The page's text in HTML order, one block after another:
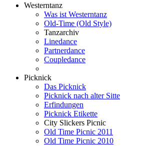
Westerntanz
Was ist Westerntanz
Old-Time (Old Style)
Tanzarchiv
Linedance
Partnerdance
Coupledance
Picknick
Das Picknick
Picknick nach alter Sitte
Erfindungen
Picknick Etikette
City Slickers Picnic
Old Time Picnic 2011
Old Time Picnic 2010